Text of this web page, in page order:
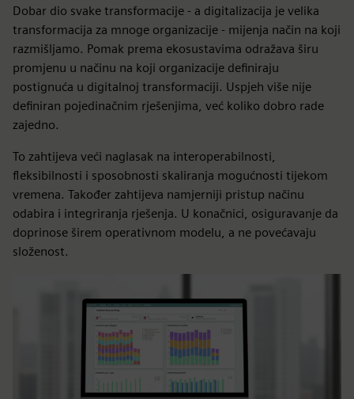
Dobar dio svake transformacije - a digitalizacija je velika
transformacija za mnoge organizacije - mijenja način na koji
razmišljamo. Pomak prema ekosustavima odražava širu
promjenu u načinu na koji organizacije definiraju
postignuća u digitalnoj transformaciji. Uspjeh više nije
definiran pojedinačnim rješenjima, već koliko dobro rade
zajedno.
To zahtijeva veći naglasak na interoperabilnosti,
fleksibilnosti i sposobnosti skaliranja mogućnosti tijekom
vremena. Također zahtijeva namjerniji pristup načinu
odabira i integriranja rješenja. U konačnici, osiguravanje da
doprinose širem operativnom modelu, a ne povećavaju
složenost.